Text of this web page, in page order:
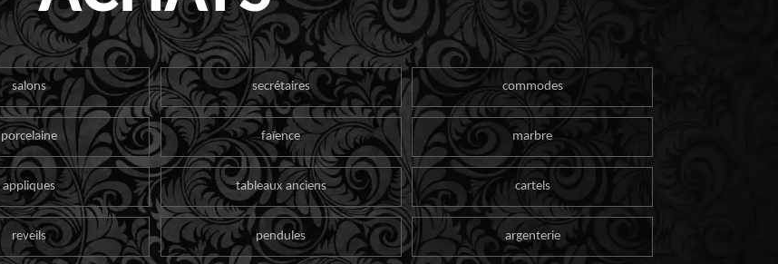
salons secrétaires commodes
porcelaine faïence marbre
appliques tableaux anciens cartels
reveils pendules argenterie